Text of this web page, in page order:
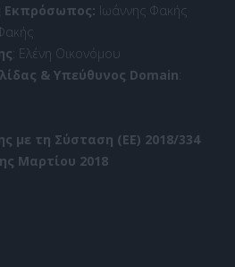
Εκπρόσωπος: Ιωάννης Φακής
: Ελένη Οικονόμου
& Υπεύθυνος Domain:
με τη Σύσταση (ΕΕ) 2018/334
Μαρτίου 2018